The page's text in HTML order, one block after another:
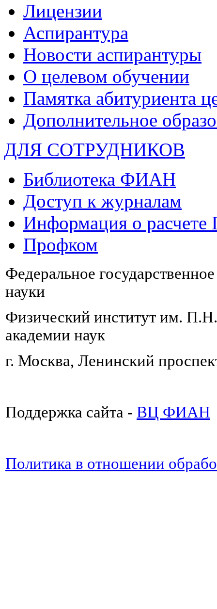
Лицензии
Аспирантура
Новости аспирантуры
О целевом обучении
Памятка абитуриента
Дополнительное
ДЛЯ СОТРУДНИКОВ
Библиотека ФИАН
Доступ к журналам
Информация о
Профком
Федеральное
науки
Физический институт им.
академии наук
г. Москва, Ленинский
Поддержка сайта - ВЦ ФИАН
Политика в отношении